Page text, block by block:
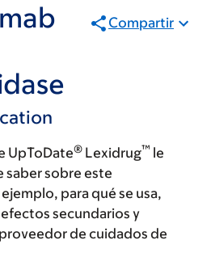
Compartir
UpToDate® Lexidrug™ le
saber sobre este
para qué se usa,
secundarios y
de cuidados de